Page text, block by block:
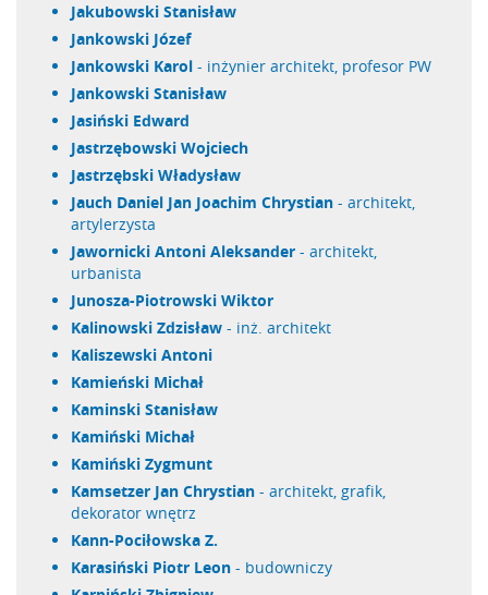
Jakubowski Stanisław
Jankowski Józef
Jankowski Karol - inżynier architekt, profesor PW
Jankowski Stanisław
Jasiński Edward
Jastrzębowski Wojciech
Jastrzębski Władysław
Jauch Daniel Jan Joachim Chrystian - architekt,
artylerzysta
Jawornicki Antoni Aleksander - architekt,
urbanista
Junosza-Piotrowski Wiktor
Kalinowski Zdzisław - inż. architekt
Kaliszewski Antoni
Kamieński Michał
Kaminski Stanisław
Kamiński Michał
Kamiński Zygmunt
Kamsetzer Jan Chrystian - architekt, grafik,
dekorator wnętrz
Kann-Pociłowska Z.
Karasiński Piotr Leon - budowniczy